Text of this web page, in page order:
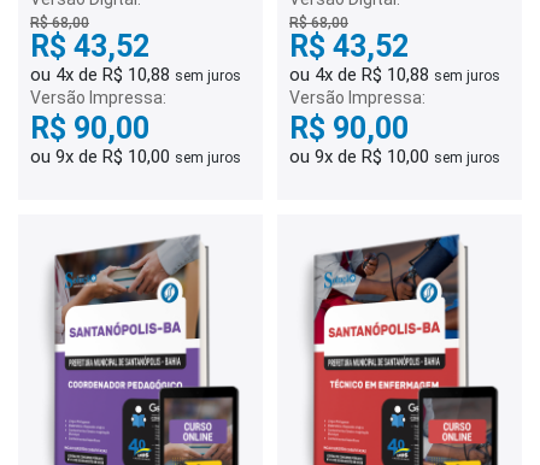
R$ 68,00
R$ 43,52
ou 4x de R$ 10,88 sem juros
Versão Impressa:
R$ 90,00
ou 9x de R$ 10,00 sem juros
R$ 68,00
R$ 43,52
ou 4x de R$ 10,88 sem juros
Versão Impressa:
R$ 90,00
ou 9x de R$ 10,00 sem juros